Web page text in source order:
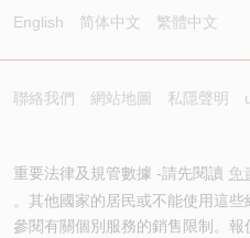
English 简体中文 繁體中文
聯絡我們 網站地圖 私隱聲明
重要法律及規管數據 -請先閱讀 免
。其他國家的居民或不能使用這
參閱有關個別服務的銷售限制。